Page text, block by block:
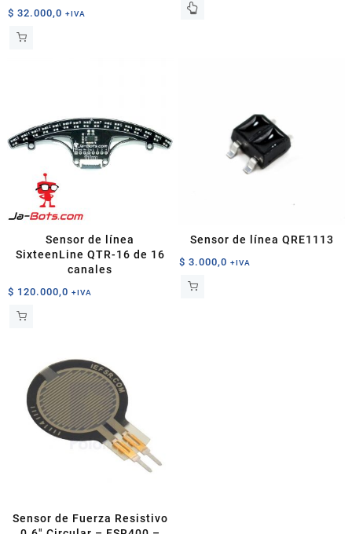
$ 32.000,0 +IVA
Sensor de línea
SixteenLine QTR-16 de 16
canales
$ 120.000,0 +IVA
Sensor de línea QRE1113
$ 3.000,0 +IVA
Sensor de Fuerza Resistivo